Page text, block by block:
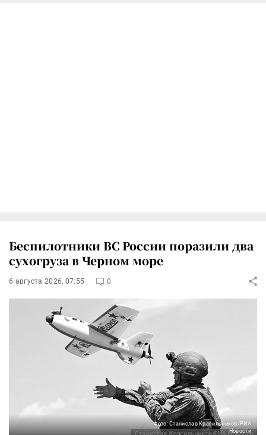
Беспилотники ВС России поразили два
сухогруза в Черном море
6 августа 2026, 07:55 0
Фото: Станислав Красильников/РИА
Новости